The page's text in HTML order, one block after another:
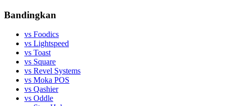
Bandingkan
vs Foodics
vs Lightspeed
vs Toast
vs Square
vs Revel Systems
vs Moka POS
vs Qashier
vs Oddle